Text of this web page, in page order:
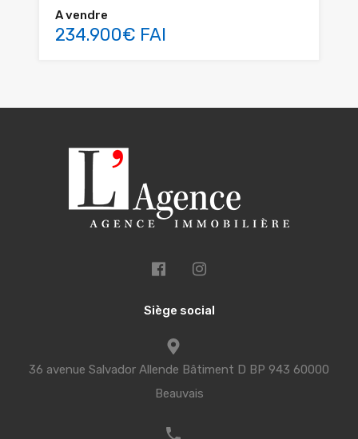
A vendre
234.900€ FAI
Siège social
36 avenue Salvador Allende Bâtiment D BP 943 60000
Beauvais